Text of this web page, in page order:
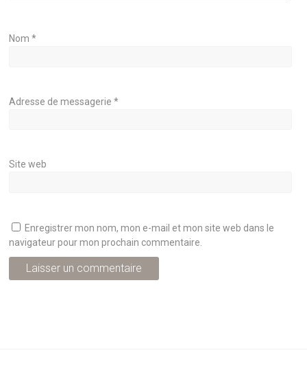
Nom*
Adresse de messagerie*
Site web
Enregistrer mon nom, mon e-mail et mon site web dans le
navigateur pour mon prochain commentaire.